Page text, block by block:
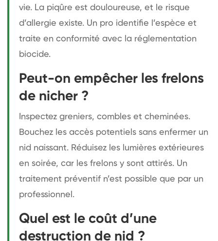
vie. La piqûre est douloureuse, et le risque
d’allergie existe. Un pro identifie l’espèce et
traite en conformité avec la réglementation
biocide.
Peut-on empêcher les frelons
de nicher ?
Inspectez greniers, combles et cheminées.
Bouchez les accès potentiels sans enfermer un
nid naissant. Réduisez les lumières extérieures
en soirée, car les frelons y sont attirés. Un
traitement préventif n’est possible que par un
professionnel.
Quel est le coût d’une
destruction de nid ?